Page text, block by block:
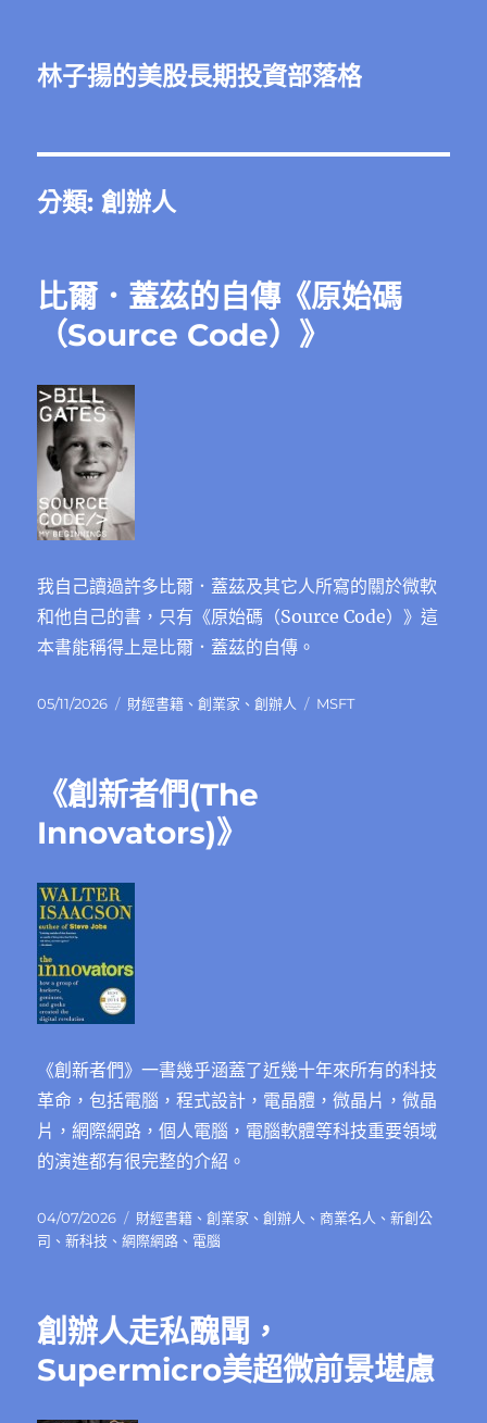
林子揚的美股長期投資部落格
分類: 創辦人
比爾．蓋茲的自傳《原始碼
（Source Code）》
我自己讀過許多比爾．蓋茲及其它人所寫的關於微軟
和他自己的書，只有《原始碼（Source Code）》這
本書能稱得上是比爾．蓋茲的自傳。
發
05/11/2026
分
財經書籍 、創業家 、創辦人
標
MSFT
《創新者們(The
Innovators)》
《創新者們》一書幾乎涵蓋了近幾十年來所有的科技
革命，包括電腦，程式設計，電晶體，微晶片，微晶
片，網際網路，個人電腦，電腦軟體等科技重要領域
的演進都有很完整的介紹。
發
佈
04/07/2026
分
類
財經書籍 、創業家 、創辦人 、商業名人 、新創公
司 、新科技 、網際網路 、 電腦
創辦人走私醜聞，
Supermicro美超微前景堪慮